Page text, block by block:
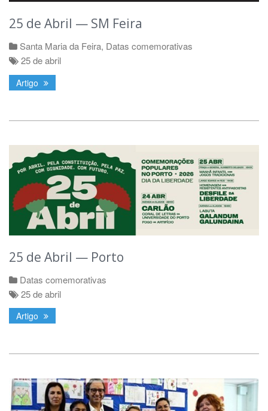
25 de Abril — SM Feira
Santa Maria da Feira, Datas comemorativas
25 de abril
Artigo
25 de Abril — Porto
Datas comemorativas
25 de abril
Artigo